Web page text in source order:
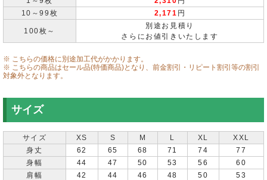
10～99枚
2,171 円
100枚～
別途お見積り
さらにお値引きいたします
※ こちらの価格に別途加工代がかかります。
※ こちらの商品はセール品(特価商品)となり、前金割引・リピート割引等の割引
対象外となります。
サイズ
サイズ XS S M L XL
XXL
身丈
62 65 68 71 74
77
身幅
44 47 50 53 56
60
肩幅
42 44 46 48 50
53